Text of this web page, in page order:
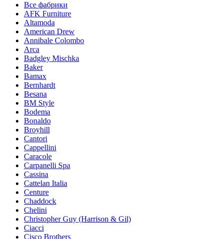
Все фабрики
AFK Furniture
Altamoda
American Drew
Annibale Colombo
Arca
Badgley Mischka
Baker
Bamax
Bernhardt
Besana
BM Style
Bodema
Bonaldo
Broyhill
Cantori
Cappellini
Caracole
Carpanelli Spa
Cassina
Cattelan Italia
Centure
Chaddock
Chelini
Christopher Guy (Harrison & Gil)
Ciacci
Cisco Brothers